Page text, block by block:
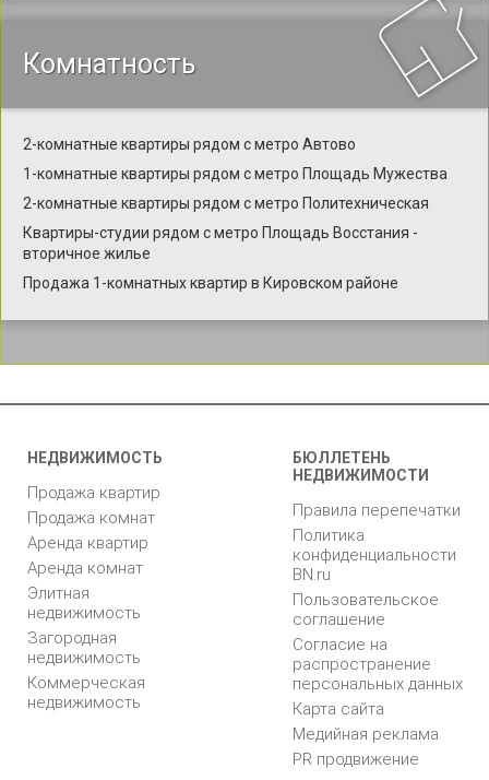
Комнатность
2-комнатные квартиры рядом с метро Автово
1-комнатные квартиры рядом с метро Площадь Мужества
2-комнатные квартиры рядом с метро Политехническая
Квартиры-студии рядом с метро Площадь Восстания -
вторичное жилье
Продажа 1-комнатных квартир в Кировском районе
НЕДВИЖИМОСТЬ
Продажа квартир
Продажа комнат
Аренда квартир
Аренда комнат
Элитная
недвижимость
Загородная
недвижимость
Коммерческая
недвижимость
БЮЛЛЕТЕНЬ
НЕДВИЖИМОСТИ
Правила перепечатки
Политика
конфиденциальности
BN.ru
Пользовательское
соглашение
Согласие на
распространение
персональных данных
Карта сайта
Медийная реклама
PR продвижение